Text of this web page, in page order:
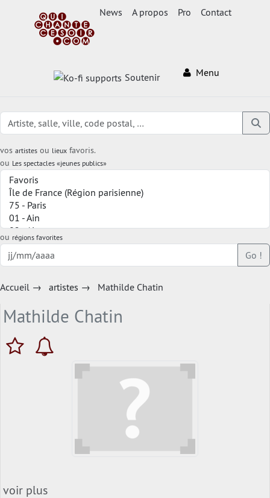
News A propos Pro Contact
Soutenir Menu
vos artistes ou lieux favoris.
ou Les spectacles «jeunes publics»
ou régions favorites
Go !
Accueil → artistes → Mathilde Chatin
Mathilde Chatin
voir plus